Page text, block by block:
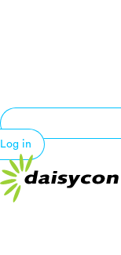
Log in